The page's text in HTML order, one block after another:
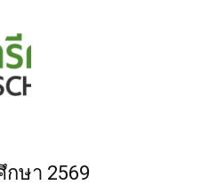
ษา 2569